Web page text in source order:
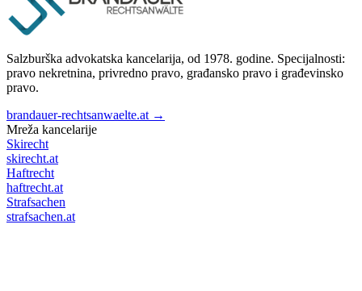
Salzburška advokatska kancelarija, od 1978. godine. Specijalnosti:
pravo nekretnina, privredno pravo, građansko pravo i građevinsko
pravo.
brandauer-rechtsanwaelte.at →
Mreža kancelarije
Skirecht
skirecht.at
Haftrecht
haftrecht.at
Strafsachen
strafsachen.at